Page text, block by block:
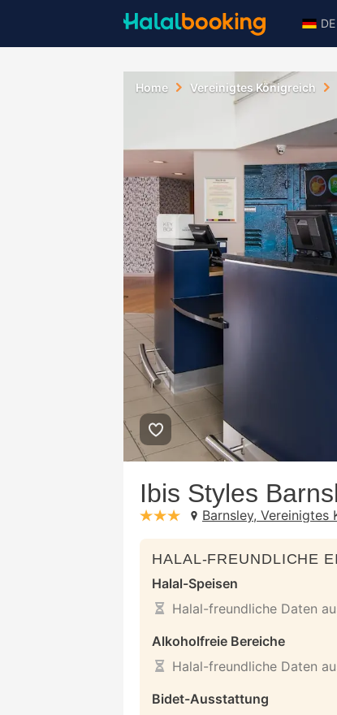
DE
Home Vereinigtes Königreich
Ibis Styles
stars: 3Barnsley, Vereinigtes
HALAL-FREUNDLICHE
Halal-Speisen
Halal-freundliche Daten
Alkoholfreie Bereiche
Halal-freundliche Daten
Bidet-Ausstattung